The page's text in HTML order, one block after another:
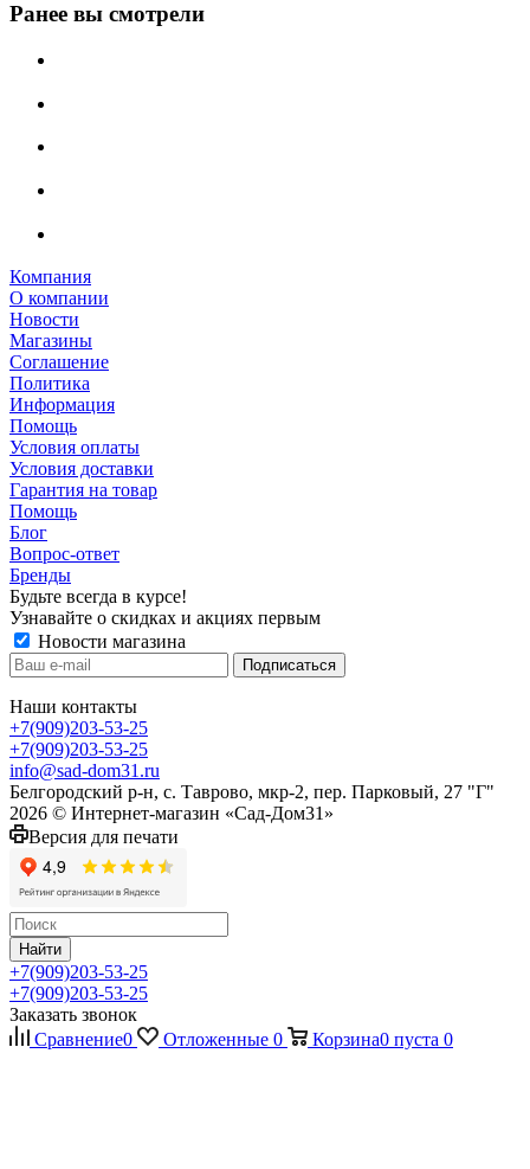
Ранее вы смотрели
Компания
О компании
Новости
Магазины
Соглашение
Политика
Информация
Помощь
Условия оплаты
Условия доставки
Гарантия на товар
Помощь
Блог
Вопрос-ответ
Бренды
Будьте всегда в курсе!
Узнавайте о скидках и акциях первым
Новости магазина
Наши контакты
+7(909)203-53-25
+7(909)203-53-25
info@sad-dom31.ru
Белгородский р-н, с. Таврово, мкр-2, пер. Парковый, 27 "Г"
2026 © Интернет-магазин «Сад-Дом31»
Версия для печати
Найти
+7(909)203-53-25
+7(909)203-53-25
Заказать звонок
Сравнение0 Отложенные 0 Корзина0 пуста 0